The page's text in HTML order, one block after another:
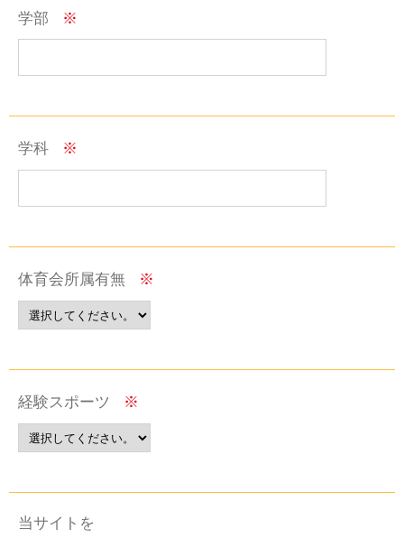
学部 ※
学科 ※
体育会所属有無 ※
経験スポーツ ※
当サイトを